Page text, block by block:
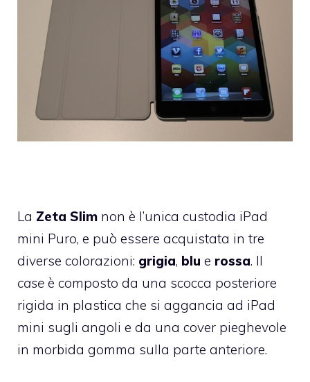
La Zeta Slim non è l’unica custodia iPad
mini Puro, e può essere acquistata in tre
diverse colorazioni: grigia, blu e rossa. Il
case è composto da una scocca posteriore
rigida in plastica che si aggancia ad iPad
mini sugli angoli e da una cover pieghevole
in morbida gomma sulla parte anteriore.